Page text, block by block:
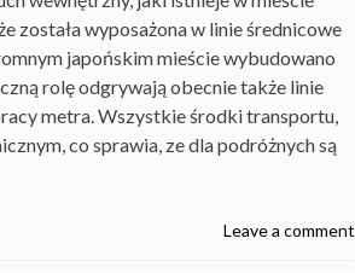
została wyposażona w linie średnicowe
japońskim mieście wybudowano
rolę odgrywają obecnie także linie
metra. Wszystkie środki transportu,
co sprawia, ze dla podróżnych są
Leave a comment